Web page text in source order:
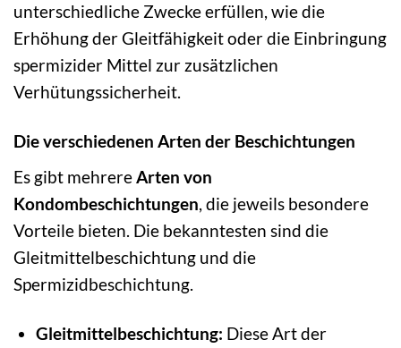
unterschiedliche Zwecke erfüllen, wie die
Erhöhung der Gleitfähigkeit oder die Einbringung
spermizider Mittel zur zusätzlichen
Verhütungssicherheit.
Die verschiedenen Arten der Beschichtungen
Es gibt mehrereArten von
Kondombeschichtungen, die jeweils besondere
Vorteile bieten. Die bekanntesten sind die
Gleitmittelbeschichtung und die
Spermizidbeschichtung.
Gleitmittelbeschichtung: Diese Art der